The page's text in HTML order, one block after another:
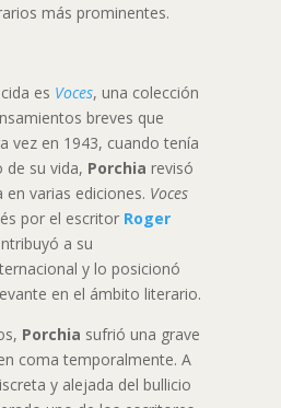
más prominentes.
es Voces, una colección
breves que
vez en 1943, cuando tenía
de su vida, Porchia revisó
varias ediciones. Voces
por el escritor Roger
a su
y lo posicionó
en el ámbito literario.
Porchia sufrió una grave
coma temporalmente. A
y alejada del bullicio